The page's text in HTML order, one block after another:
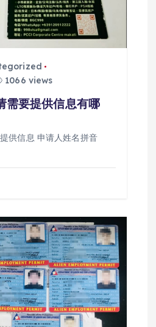
1066 views
要提供信息有哪
供信息 申请人姓名拼音